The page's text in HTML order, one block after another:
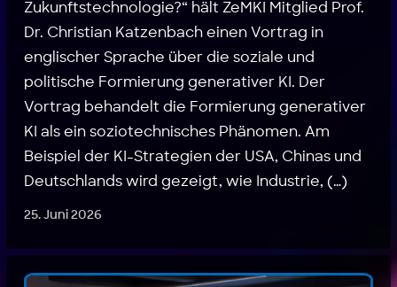
Zukunftstechnologie?“ hält ZeMKI Mitglied Prof.
Dr. Christian Katzenbach einen Vortrag in
englischer Sprache über die soziale und
politische Formierung generativer KI. Der
Vortrag behandelt die Formierung generativer
KI als ein soziotechnisches Phänomen. Am
Beispiel der KI-Strategien der USA, Chinas und
Deutschlands wird gezeigt, wie Industrie, (…)
25. Juni 2026